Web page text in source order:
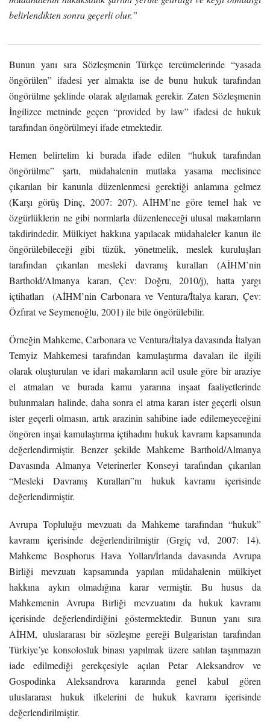
belirlendikten sonra geçerli olur.”
Bunun yanı sıra Sözleşmenin Türkçe tercümelerinde “yasada
öngörülen” ifadesi yer almakta ise de bunu hukuk tarafından
öngörülme şeklinde olarak algılamak gerekir. Zaten Sözleşmenin
İngilizce metninde geçen “provided by law” ifadesi de hukuk
tarafından öngörülmeyi ifade etmektedir.
Hemen belirtelim ki burada ifade edilen “hukuk tarafından
öngörülme” şartı, müdahalenin mutlaka yasama meclisince
çıkarılan bir kanunla düzenlenmesi gerektiği anlamına gelmez
(Karşı görüş Dinç, 2007: 207). AİHM’ne göre temel hak ve
özgürlüklerin ne gibi normlarla düzenleneceği ulusal makamların
takdirindedir. Mülkiyet hakkına yapılacak müdahaleler kanun ile
öngörülebileceği gibi tüzük, yönetmelik, meslek kuruluşları
tarafından çıkarılan mesleki davranış kuralları (AİHM’nin
Barthold/Almanya kararı, Çev: Doğru, 2010/j), hatta yargı
içtihatları (AİHM’nin Carbonara ve Ventura/İtalya kararı, Çev:
Özfırat ve Seymenoğlu, 2001) ile bile öngörülebilir.
Örneğin Mahkeme, Carbonara ve Ventura/İtalya davasında İtalyan
Temyiz Mahkemesi tarafından kamulaştırma davaları ile ilgili
olarak oluşturulan ve idari makamların acil usule göre bir araziye
el atmaları ve burada kamu yararına inşaat faaliyetlerinde
bulunmaları halinde, daha sonra el atma kararı ister geçerli olsun
ister geçerli olmasın, artık arazinin sahibine iade edilemeyeceğini
öngören inşai kamulaştırma içtihadını hukuk kavramı kapsamında
değerlendirmiştir. Benzer şekilde Mahkeme Barthold/Almanya
Davasında Almanya Veterinerler Konseyi tarafından çıkarılan
“Mesleki Davranış Kuralları”nı hukuk kavramı içerisinde
değerlendirmiştir.
Avrupa Topluluğu mevzuatı da Mahkeme tarafından “hukuk”
kavramı içerisinde değerlendirilmiştir (Grgiç vd, 2007: 14).
Mahkeme Bosphorus Hava Yolları/İrlanda davasında Avrupa
Birliği mevzuatı kapsamında yapılan müdahalenin mülkiyet
hakkına aykırı olmadığına karar vermiştir. Bu husus da
Mahkemenin Avrupa Birliği mevzuatını da hukuk kavramı
içerisinde değerlendirdiğini göstermektedir. Bunun yanı sıra
AİHM, uluslararası bir sözleşme gereği Bulgaristan tarafından
Türkiye’ye konsolosluk binası yapılmak üzere satılan taşınmazın
iade edilmediği gerekçesiyle açılan Petar Aleksandrov ve
Gospodinka Aleksandrova kararında genel kabul gören
uluslararası hukuk ilkelerini de hukuk kavramı içerisinde
değerlendirilmiştir.